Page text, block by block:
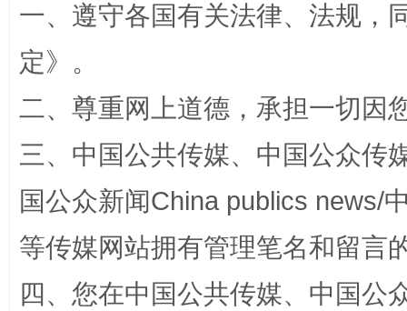
一、遵守各国有关法律、法规，
定》。
二、尊重网上道德，承担一切因
三、中国公共传媒、中国公众传
国公众新闻China publics news/
等传媒网站拥有管理笔名和留言
四、您在中国公共传媒、中国公